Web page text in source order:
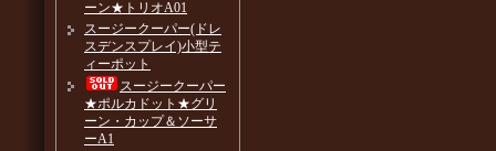
ーン★トリオA01
スージークーパー(ドレ
スデンスプレイ)小型テ
ィーポット
スージークーパー
★ポルカドット★グリ
ーン・カップ＆ソーサ
ーA1